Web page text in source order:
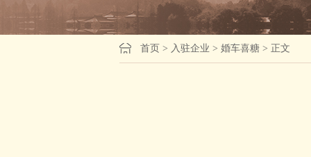
首页 > 入驻企业 > 婚车喜糖 > 正文